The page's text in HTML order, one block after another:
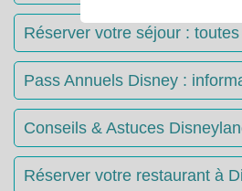
Réserver votre séjour :
Pass Annuels Disney :
Conseils & Astuces
Réserver votre restaurant à